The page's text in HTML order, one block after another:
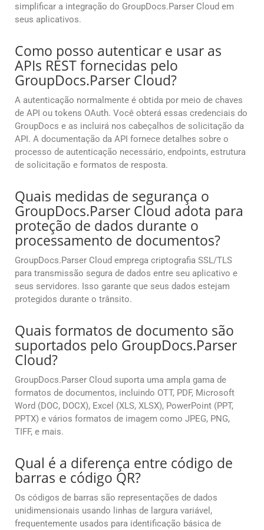
simplificar a integração do GroupDocs.Parser Cloud em
seus aplicativos.
Como posso autenticar e usar as
APIs REST fornecidas pelo
GroupDocs.Parser Cloud?
A autenticação normalmente é obtida por meio de chaves
de API ou tokens OAuth. Você obterá essas credenciais do
GroupDocs e as incluirá nos cabeçalhos de solicitação da
API. A documentação da API fornece detalhes sobre o
processo de autenticação necessário, endpoints, estrutura
de solicitação e formatos de resposta.
Quais medidas de segurança o
GroupDocs.Parser Cloud adota para
proteção de dados durante o
processamento de documentos?
GroupDocs.Parser Cloud emprega criptografia SSL/TLS
para transmissão segura de dados entre seu aplicativo e
seus servidores. Isso garante que seus dados estejam
protegidos durante o trânsito.
Quais formatos de documento são
suportados pelo GroupDocs.Parser
Cloud?
GroupDocs.Parser Cloud suporta uma ampla gama de
formatos de documentos, incluindo OTT, PDF, Microsoft
Word (DOC, DOCX), Excel (XLS, XLSX), PowerPoint (PPT,
PPTX) e vários formatos de imagem como JPEG, PNG,
TIFF, e mais.
Qual é a diferença entre código de
barras e código QR?
Os códigos de barras são representações de dados
unidimensionais usando linhas de largura variável,
frequentemente usados para identificação básica de